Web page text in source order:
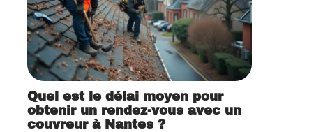
Quel est le délai moyen pour
obtenir un rendez-vous avec un
couvreur à Nantes ?